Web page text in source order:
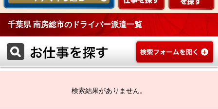
千葉県 南房総市のドライバー派遣一覧
検索結果がありません。